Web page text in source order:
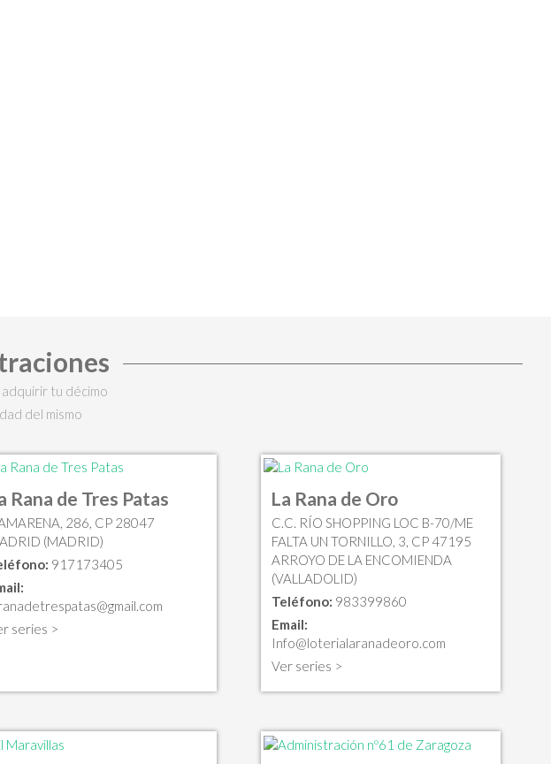
tu décimo
del mismo
Rana de Tres Patas
286, CP 28047
(MADRID)
917173405
series >
La Rana de Oro
C.C. RÍO SHOPPING LOC B-70/ME
FALTA UN TORNILLO, 3, CP 47195
ARROYO DE LA ENCOMIENDA
(VALLADOLID)
Teléfono: 983399860
Email:
Info@loterialaranadeoro.com
Ver series >